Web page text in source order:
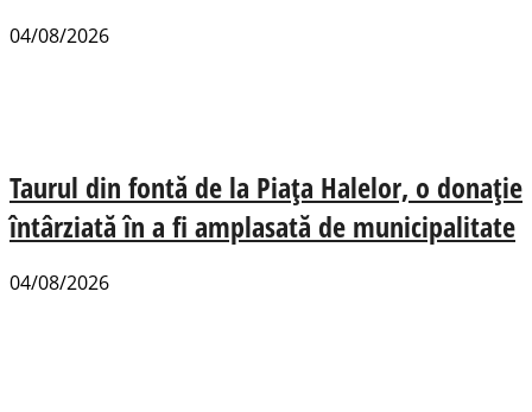
04/08/2026
Taurul din fontă de la Piața Halelor, o donație
întârziată în a fi amplasată de municipalitate
04/08/2026